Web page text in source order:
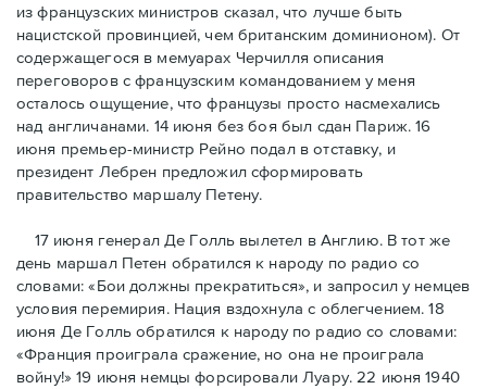
из французских министров сказал, что лучше быть
нацистской провинцией, чем британским доминионом). От
содержащегося в мемуарах Черчилля описания
переговоров с французским командованием у меня
осталось ощущение, что французы просто насмехались
над англичанами. 14 июня без боя был сдан Париж. 16
июня премьер-министр Рейно подал в отставку, и
президент Лебрен предложил сформировать
правительство маршалу Петену.
17 июня генерал Де Голль вылетел в Англию. В тот же
день маршал Петен обратился к народу по радио со
словами: «Бои должны прекратиться», и запросил у немцев
условия перемирия. Нация вздохнула с облегчением. 18
июня Де Голль обратился к народу по радио со словами:
«Франция проиграла сражение, но она не проиграла
войну!» 19 июня немцы форсировали Луару. 22 июня 1940